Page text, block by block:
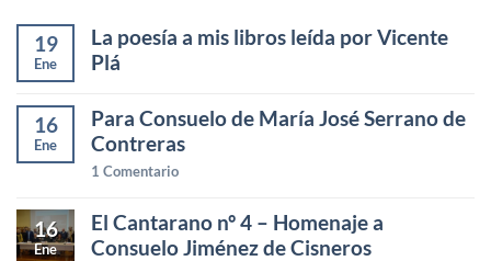
19
Ene
La poesía a mis libros leída por Vicente
Plá
16
Ene
Para Consuelo de María José Serrano de
Contreras
1 Comentario
16
Ene
El Cantarano nº 4 – Homenaje a
Consuelo Jiménez de Cisneros